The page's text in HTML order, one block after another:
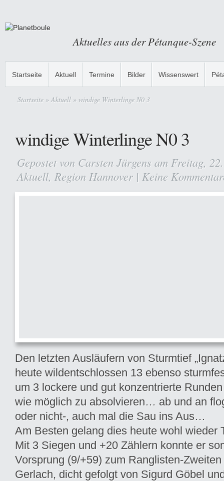
Aktuelles aus der Pétanque-Szene
Startseite Aktuell Termine Bilder Wissenswert
Startseite » Aktuell » windige Winterlinge N0 3
windige Winterlinge N0 3
Gepostet von Carsten Jürgens am Freitag,
Aktuell, Region Hannover | Keine
Den letzten Ausläufern von Sturmtief
heute wildentschlossen 13 ebenso
um 3 lockere und gut konzentrierte
wie möglich zu absolvieren… ab und an
oder nicht-, auch mal die Sau ins Aus…
Am Besten gelang dies heute wohl wieder
Mit 3 Siegen und +20 Zählern konnte er
Vorsprung (9/+59) zum Ranglisten-
Gerlach, dicht gefolgt von Sigurd Göbel